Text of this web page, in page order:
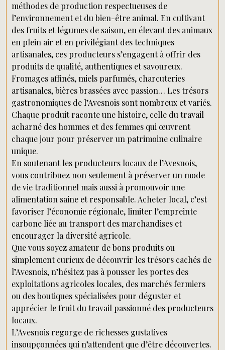
méthodes de production respectueuses de
l’environnement et du bien-être animal. En cultivant
des fruits et légumes de saison, en élevant des animaux
en plein air et en privilégiant des techniques
artisanales, ces producteurs s’engagent à offrir des
produits de qualité, authentiques et savoureux.
Fromages affinés, miels parfumés, charcuteries
artisanales, bières brassées avec passion… Les trésors
gastronomiques de l’Avesnois sont nombreux et variés.
Chaque produit raconte une histoire, celle du travail
acharné des hommes et des femmes qui œuvrent
chaque jour pour préserver un patrimoine culinaire
unique.
En soutenant les producteurs locaux de l’Avesnois,
vous contribuez non seulement à préserver un mode
de vie traditionnel mais aussi à promouvoir une
alimentation saine et responsable. Acheter local, c’est
favoriser l’économie régionale, limiter l’empreinte
carbone liée au transport des marchandises et
encourager la diversité agricole.
Que vous soyez amateur de bons produits ou
simplement curieux de découvrir les trésors cachés de
l’Avesnois, n’hésitez pas à pousser les portes des
exploitations agricoles locales, des marchés fermiers
ou des boutiques spécialisées pour déguster et
apprécier le fruit du travail passionné des producteurs
locaux.
L’Avesnois regorge de richesses gustatives
insoupçonnées qui n’attendent que d’être découvertes.